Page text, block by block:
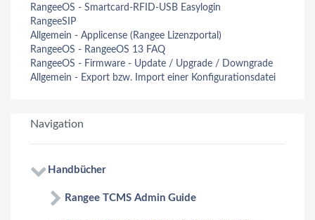
RangeeOS - Smartcard-RFID-USB Easylogin
RangeeSIP
Allgemein - Applicense (Rangee Lizenzportal)
RangeeOS - RangeeOS 13 FAQ
RangeeOS - Firmware - Update / Upgrade / Downgrade
Allgemein - Export bzw. Import einer Konfigurationsdatei
Navigation
Handbücher
Rangee TCMS Admin Guide